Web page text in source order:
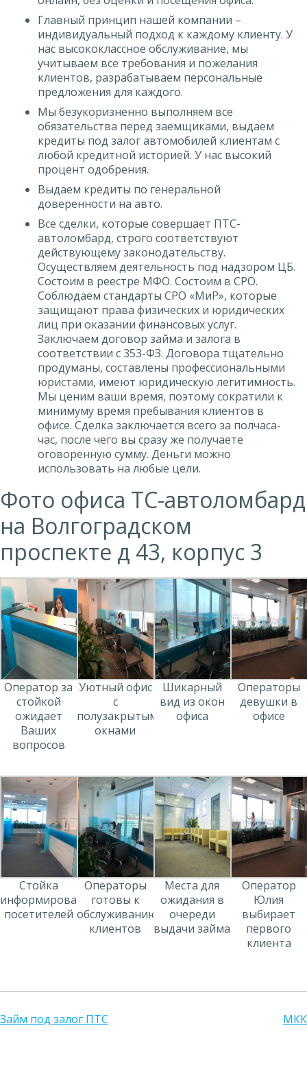
Главный принцип нашей компании –
индивидуальный подход к каждому клиенту. У
нас высококлассное обслуживание, мы
учитываем все требования и пожелания
клиентов, разрабатываем персональные
предложения для каждого.
Мы безукоризненно выполняем все
обязательства перед заемщиками, выдаем
кредиты под залог автомобилей клиентам с
любой кредитной историей. У нас высокий
процент одобрения.
Выдаем кредиты по генеральной
доверенности на авто.
Все сделки, которые совершает ПТС-
автоломбард, строго соответствуют
действующему законодательству.
Осуществляем деятельность под надзором ЦБ.
Состоим в реестре МФО. Состоим в СРО.
Соблюдаем стандарты СРО «МиР», которые
защищают права физических и юридических
лиц при оказании финансовых услуг.
Заключаем договор займа и залога в
соответствии с 353-ФЗ. Договора тщательно
продуманы, составлены профессиональными
юристами, имеют юридическую легитимность.
Мы ценим ваши время, поэтому сократили к
минимуму время пребывания клиентов в
офисе. Сделка заключается всего за полчаса-
час, после чего вы сразу же получаете
оговоренную сумму. Деньги можно
использовать на любые цели.
Фото офиса ТС-автоломбард
на Волгоградском
проспекте д 43, корпус 3
Оператор за
стойкой
ожидает
Ваших
вопросов
Уютный офис
с
полузакрытыми
окнами
Шикарный
вид из окон
офиса
Операторы
девушки в
офисе
Стойка
информирования
посетителей
Операторы
готовы к
обслуживанию
клиентов
Места для
ожидания в
очереди
выдачи займа
Оператор
Юлия
выбирает
первого
клиента
Займ под залог ПТС МКК